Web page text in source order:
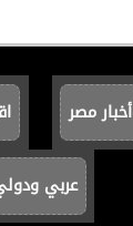
أخبار مصر
عربي